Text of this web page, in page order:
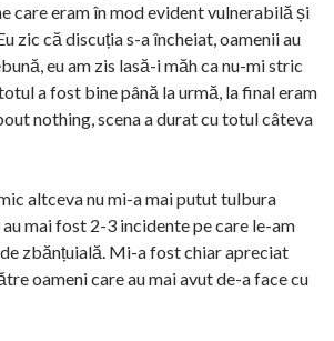
care eram în mod evident vulnerabilă și
zic că discuția s-a încheiat, oamenii au
eu am zis lasă-i măh ca nu-mi stric
a fost bine până la urmă, la final eram
nothing, scena a durat cu totul câteva
altceva nu mi-a mai putut tulbura
mai fost 2-3 incidente pe care le-am
zbănțuială. Mi-a fost chiar apreciat
oameni care au mai avut de-a face cu